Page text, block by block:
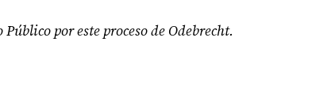
por este proceso de Odebrecht.